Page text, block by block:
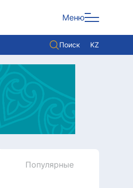
Меню
Поиск KZ
Популярные